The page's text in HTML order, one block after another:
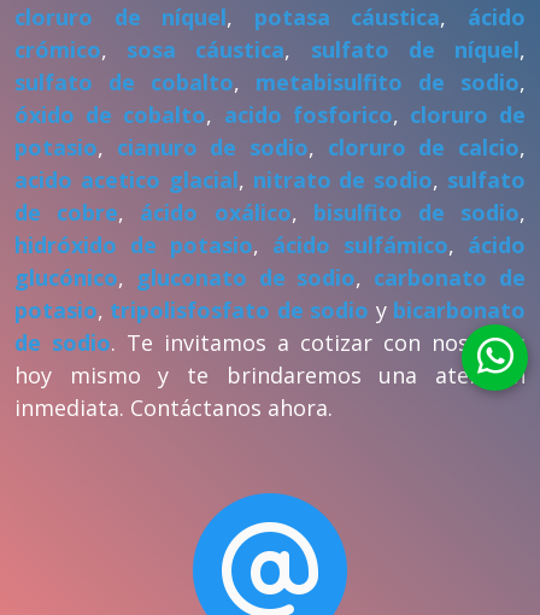
cloruro de níquel, potasa cáustica, ácido
crómico, sosa cáustica, sulfato de níquel,
sulfato de cobalto, metabisulfito de sodio,
óxido de cobalto, acido fosforico, cloruro de
potasio, cianuro de sodio, cloruro de calcio,
acido acetico glacial, nitrato de sodio, sulfato
de cobre, ácido oxálico, bisulfito de sodio,
hidróxido de potasio, ácido sulfámico, ácido
glucónico, gluconato de sodio, carbonato de
potasio, tripolisfosfato de sodio y bicarbonato
de sodio. Te invitamos a cotizar con nosotros
hoy mismo y te brindaremos una atención
inmediata. Contáctanos ahora.